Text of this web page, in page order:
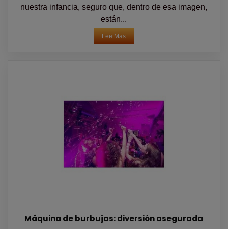
nuestra infancia, seguro que, dentro de esa imagen,
están...
Lee Mas
Máquina de burbujas: diversión asegurada